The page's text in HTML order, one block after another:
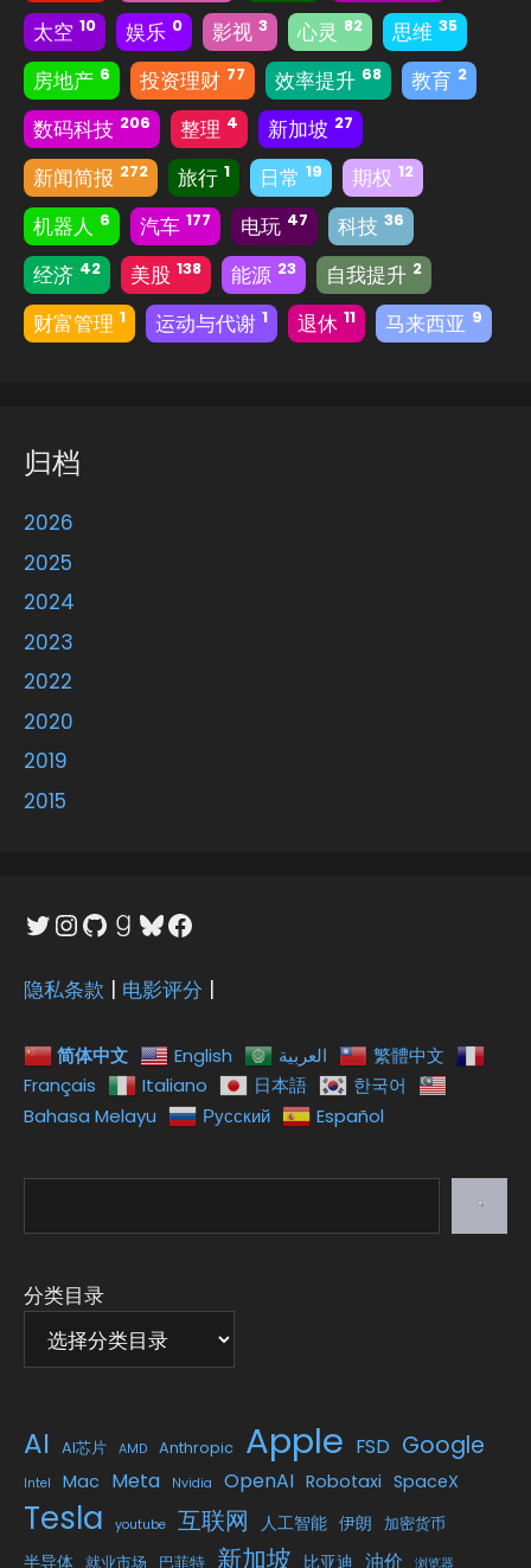
太空 10 娱乐 0 影视 3 心灵 82 思维 35
房地产 6 投资理财 77 效率提升 68 教育 2
数码科技 206 整理 4 新加坡 27
新闻简报 272 旅行 1 日常 19 期权 12
机器人 6 汽车 177 电玩 47 科技 36
经济 42 美股 138 能源 23 自我提升 2
财富管理 1 运动与代谢 1 退休 11 马来西亚 9
归档
2026
2025
2024
2023
2022
2020
2019
2015
Twitter
Instagram
GitHub
Goodreads
Bluesky
Facebook
隐私条款 | 电影评分 |
简体中文 English العربية
繁體中文
Français
Italiano 日本語
한국어
Bahasa Melayu
Русский Español
分类目录
AI AI芯片 AMD Anthropic Apple FSD Google
Intel Mac Meta Nvidia OpenAI Robotaxi SpaceX
Tesla youtube 互联网 人工智能 伊朗 加密货币
半导体 就业市场 巴菲特 新加坡 比亚迪 油价 浏览器